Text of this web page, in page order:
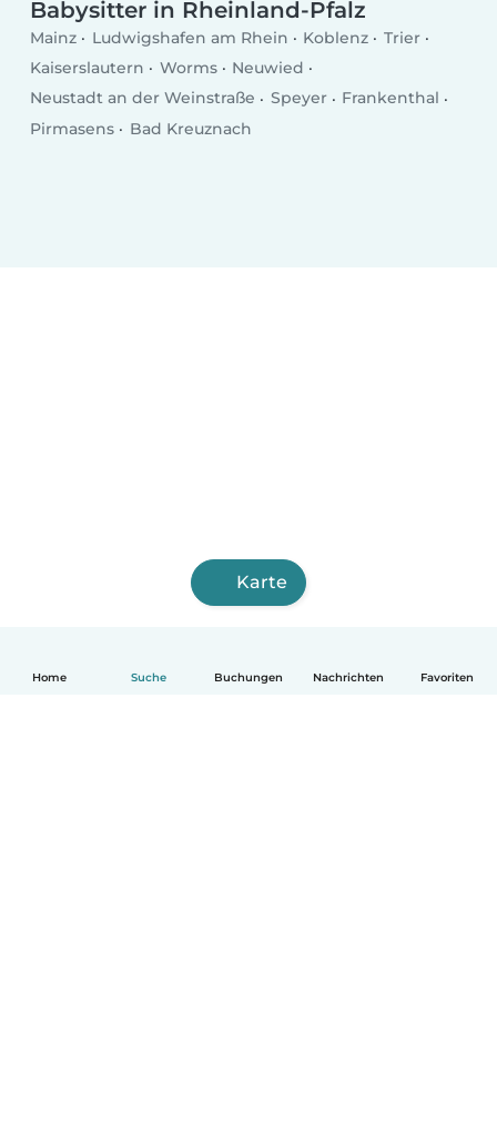
Home Suche Buchungen Nachrichten Favoriten
Babysitter in Rheinland-Pfalz
Mainz Ludwigshafen am Rhein Koblenz
Trier
Kaiserslautern
Worms
Neuwied
Neustadt an der Weinstraße
Speyer
Frankenthal
Pirmasens
Bad Kreuznach
Karte